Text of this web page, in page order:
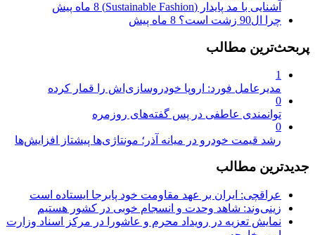
آشنایی با مد پایدار (Sustainable Fashion)
8 ماه پیش
چرا ال90 زشت است؟
8 ماه پیش
پربحث‌ترین مطالب
1
مدیرعامل فورد: اروپا خودروسازی‌اش را قمار کرده
0
توانمندی عاطفی در پس گفته‌های روزمره
0
رشد قیمت خودرو در میانه آذر؛ مونتاژی‌ها پیشتاز افزایش‌ها
جدیدترین مطالب
عراقچی: ایران بر عهد مقاومت خود پابرجا ایستاده است
زینی‌وند: شاهد وحدت و انسجام خوبی در کشور هستیم
نمایش تعزیه در رویداد محرم و عاشورا در مرکز اسناد وزارت